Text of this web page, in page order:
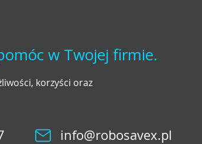
w Twojej firmie.
korzyści oraz
info@robosavex.pl